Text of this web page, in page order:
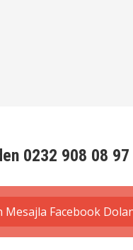
0232 908 08 97
Facebook